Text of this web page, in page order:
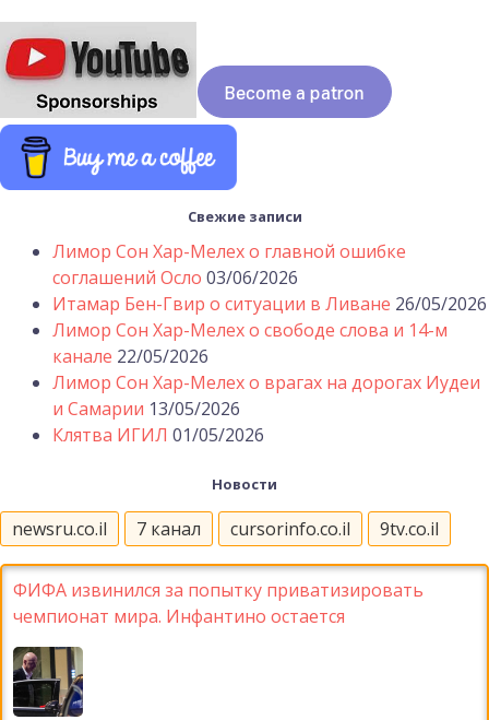
Свежие записи
Лимор Сон Хар-Мелех о главной ошибке
соглашений Осло 03/06/2026
Итамар Бен-Гвир о ситуации в Ливане 26/05/2026
Лимор Сон Хар-Мелех о свободе слова и 14-м
канале 22/05/2026
Лимор Сон Хар-Мелех о врагах на дорогах Иудеи
и Самарии 13/05/2026
Клятва ИГИЛ 01/05/2026
Новости
newsru.co.il 7 канал cursorinfo.co.il 9tv.co.il
ФИФА извинился за попытку приватизировать
чемпионат мира. Инфантино остается